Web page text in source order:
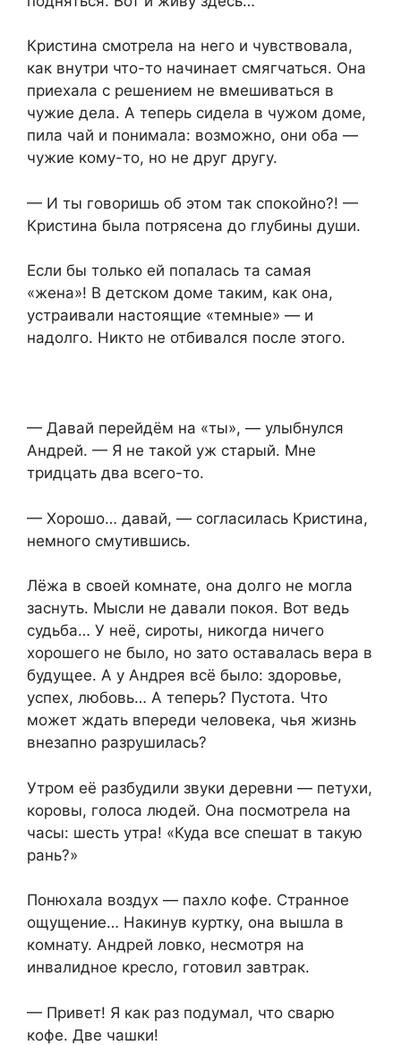
Кристина смотрела на него и чувствовала,
как внутри что-то начинает смягчаться. Она
приехала с решением не вмешиваться в
чужие дела. А теперь сидела в чужом доме,
пила чай и понимала: возможно, они оба —
чужие кому-то, но не друг другу.
— И ты говоришь об этом так спокойно?! —
Кристина была потрясена до глубины души.
Если бы только ей попалась та самая
«жена»! В детском доме таким, как она,
устраивали настоящие «темные» — и
надолго. Никто не отбивался после этого.
— Давай перейдём на «ты», — улыбнулся
Андрей. — Я не такой уж старый. Мне
тридцать два всего-то.
— Хорошо… давай, — согласилась Кристина,
немного смутившись.
Лёжа в своей комнате, она долго не могла
заснуть. Мысли не давали покоя. Вот ведь
судьба… У неё, сироты, никогда ничего
хорошего не было, но зато оставалась вера в
будущее. А у Андрея всё было: здоровье,
успех, любовь… А теперь? Пустота. Что
может ждать впереди человека, чья жизнь
внезапно разрушилась?
Утром её разбудили звуки деревни — петухи,
коровы, голоса людей. Она посмотрела на
часы: шесть утра! «Куда все спешат в такую
рань?»
Понюхала воздух — пахло кофе. Странное
ощущение… Накинув куртку, она вышла в
комнату. Андрей ловко, несмотря на
инвалидное кресло, готовил завтрак.
— Привет! Я как раз подумал, что сварю
кофе. Две чашки!